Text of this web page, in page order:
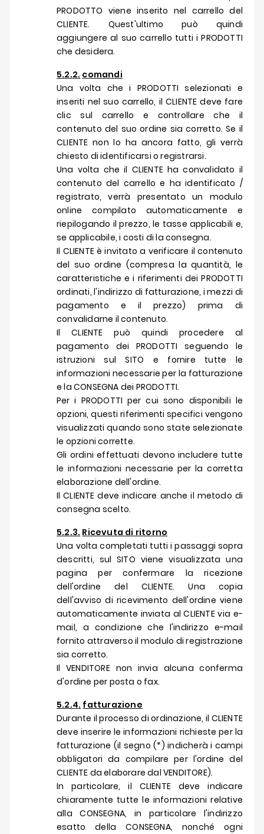
PRODOTTO viene inserito nel carrello del
CLIENTE. Quest'ultimo può quindi
aggiungere al suo carrello tutti i PRODOTTI
che desidera.
5.2.2. comandi
Una volta che i PRODOTTI selezionati e
inseriti nel suo carrello, il CLIENTE deve fare
clic sul carrello e controllare che il
contenuto del suo ordine sia corretto. Se il
CLIENTE non lo ha ancora fatto, gli verrà
chiesto di identificarsi o registrarsi.
Una volta che il CLIENTE ha convalidato il
contenuto del carrello e ha identificato /
registrato, verrà presentato un modulo
online compilato automaticamente e
riepilogando il prezzo, le tasse applicabili e,
se applicabile, i costi di la consegna.
Il CLIENTE è invitato a verificare il contenuto
del suo ordine (compresa la quantità, le
caratteristiche e i riferimenti dei PRODOTTI
ordinati, l'indirizzo di fatturazione, i mezzi di
pagamento e il prezzo) prima di
convalidarne il contenuto.
Il CLIENTE può quindi procedere al
pagamento dei PRODOTTI seguendo le
istruzioni sul SITO e fornire tutte le
informazioni necessarie per la fatturazione
e la CONSEGNA dei PRODOTTI.
Per i PRODOTTI per cui sono disponibili le
opzioni, questi riferimenti specifici vengono
visualizzati quando sono state selezionate
le opzioni corrette.
Gli ordini effettuati devono includere tutte
le informazioni necessarie per la corretta
elaborazione dell'ordine.
Il CLIENTE deve indicare anche il metodo di
consegna scelto.
5.2.3. Ricevuta di ritorno
Una volta completati tutti i passaggi sopra
descritti, sul SITO viene visualizzata una
pagina per confermare la ricezione
dell'ordine del CLIENTE. Una copia
dell'avviso di ricevimento dell'ordine viene
automaticamente inviata al CLIENTE via e-
mail, a condizione che l'indirizzo e-mail
fornito attraverso il modulo di registrazione
sia corretto.
Il VENDITORE non invia alcuna conferma
d'ordine per posta o fax.
5.2.4. fatturazione
Durante il processo di ordinazione, il CLIENTE
deve inserire le informazioni richieste per la
fatturazione (il segno (*) indicherà i campi
obbligatori da compilare per l'ordine del
CLIENTE da elaborare dal VENDITORE).
In particolare, il CLIENTE deve indicare
chiaramente tutte le informazioni relative
alla CONSEGNA, in particolare l'indirizzo
esatto della CONSEGNA, nonché ogni